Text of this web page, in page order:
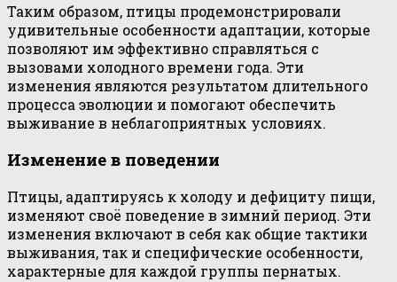
Таким образом, птицы продемонстрировали
удивительные особенности адаптации, которые
позволяют им эффективно справляться с
вызовами холодного времени года. Эти
изменения являются результатом длительного
процесса эволюции и помогают обеспечить
выживание в неблагоприятных условиях.
Изменение в поведении
Птицы, адаптируясь к холоду и дефициту пищи,
изменяют своё поведение в зимний период. Эти
изменения включают в себя как общие тактики
выживания, так и специфические особенности,
характерные для каждой группы пернатых.